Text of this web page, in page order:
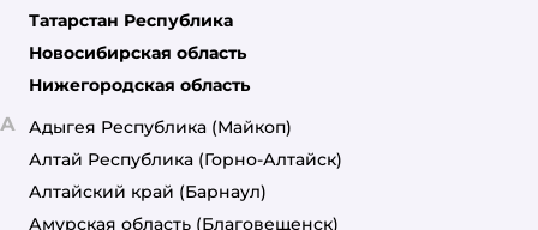
Татарстан Республика
Новосибирская область
Нижегородская область
А Адыгея Республика (Майкоп)
Алтай Республика (Горно-Алтайск)
Алтайский край (Барнаул)
Амурская область (Благовещенск)